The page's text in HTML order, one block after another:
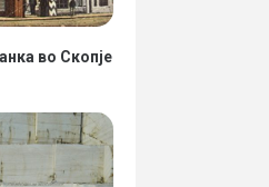
во Скопје